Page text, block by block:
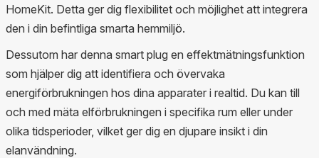
HomeKit. Detta ger dig flexibilitet och möjlighet att integrera
den i din befintliga smarta hemmiljö.
Dessutom har denna smart plug en effektmätningsfunktion
som hjälper dig att identifiera och övervaka
energiförbrukningen hos dina apparater i realtid. Du kan till
och med mäta elförbrukningen i specifika rum eller under
olika tidsperioder, vilket ger dig en djupare insikt i din
elanvändning.